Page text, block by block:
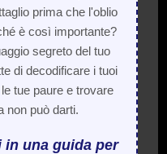
prima che l'oblio
è così importante?
segreto del tuo
di decodificare i tuoi
tue paure e trovare
non può darti.
in una guida per